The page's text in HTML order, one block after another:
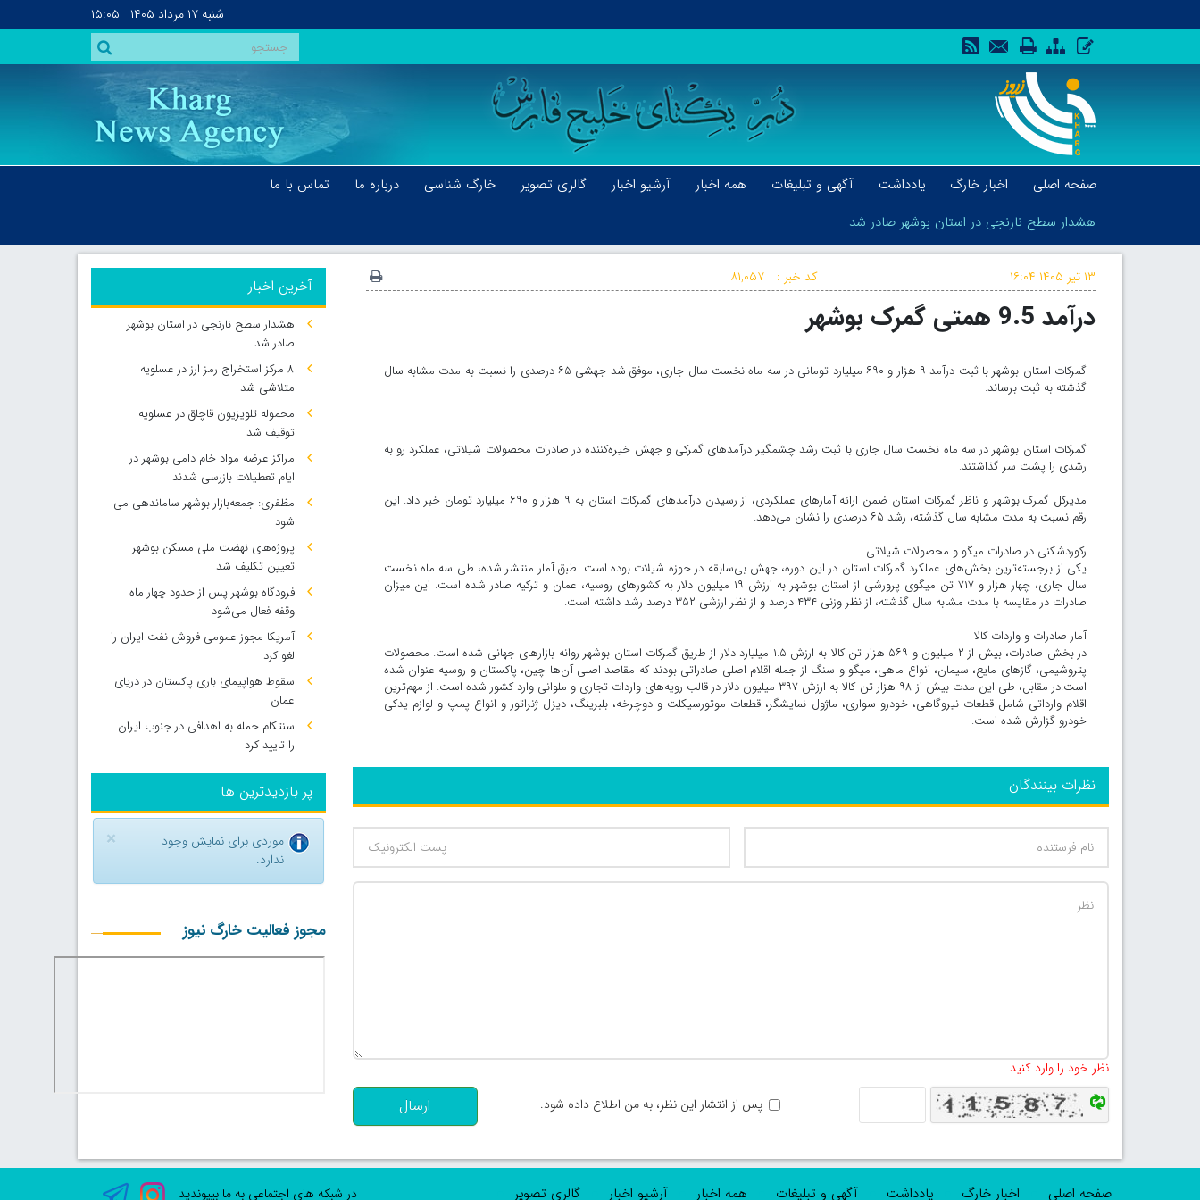
شنبه ۱۷ مرداد ۱۴۰۵ ۱۵:۰۵
صفحه اصلی اخبار خارگ یادداشت آگهی و تبلیغات همه اخبار آرشیو اخبار گالری تصویر خارگ شناسی درباره ما
تماس با ما
هشدار سطح نارنجی در استان بوشهر صادر شد
هشدار سطح نارنجی در استان بوشهر صادر شد
کد خبر : ۸۱,۰۵۷ ۱۳ تیر ۱۴۰۵ ۱۶:۰۴
درآمد 9.5 همتی گمرک بوشهر
گمرکات استان بوشهر با ثبت درآمد ۹ هزار و ۶۹۰ میلیارد تومانی در سه ماه نخست سال جاری، موفق شد جهشی ۶۵ درصدی را نسبت به مدت مشابه سال
گذشته به ثبت برساند.
گمرکات استان بوشهر در سه ماه نخست سال جاری با ثبت رشد چشمگیر درآمدهای گمرکی و جهش خیره‌کننده در صادرات محصولات شیلاتی، عملکرد رو به
رشدی را پشت سر گذاشتند.
مدیرکل گمرک بوشهر و ناظر گمرکات استان ضمن ارائه آمارهای عملکردی، از رسیدن درآمدهای گمرکات استان به ۹ هزار و ۶۹۰ میلیارد تومان خبر داد. این
رقم نسبت به مدت مشابه سال گذشته، رشد ۶۵ درصدی را نشان می‌دهد.
رکوردشکنی در صادرات میگو و محصولات شیلاتی
یکی از برجسته‌ترین بخش‌های عملکرد گمرکات استان در این دوره، جهش بی‌سابقه در حوزه شیلات بوده است. طبق آمار منتشر شده، طی سه ماه نخست
سال جاری، چهار هزار و ۷۱۷ تن میگوی پرورشی از استان بوشهر به ارزش ۱۹ میلیون دلار به کشورهای روسیه، عمان و ترکیه صادر شده است. این میزان
صادرات در مقایسه با مدت مشابه سال گذشته، از نظر وزنی ۴۳۴ درصد و از نظر ارزشی ۳۵۲ درصد رشد داشته است.
آمار صادرات و واردات کالا
در بخش صادرات، بیش از ۲ میلیون و ۵۶۹ هزار تن کالا به ارزش ۱.۵ میلیارد دلار از طریق گمرکات استان بوشهر روانه بازارهای جهانی شده است. محصولات
پتروشیمی، گازهای مایع، سیمان، انواع ماهی، میگو و سنگ از جمله اقلام اصلی صادراتی بودند که مقاصد اصلی آن‌ها چین، پاکستان و روسیه عنوان شده
است.در مقابل، طی این مدت بیش از ۹۸ هزار تن کالا به ارزش ۳۹۷ میلیون دلار در قالب رویه‌های واردات تجاری و ملوانی وارد کشور شده است. از مهم‌ترین
اقلام وارداتی شامل قطعات نیروگاهی، خودرو سواری، ماژول نمایشگر، قطعات موتورسیکلت و دوچرخه، بلبرینگ، دیزل ژنراتور و انواع پمپ و لوازم یدکی
خودرو گزارش شده است.
نظرات بینندگان
نظر خود را وارد کنید
پس از انتشار این نظر، به من اطلاع داده شود.
ارسال
آخرین اخبار
هشدار سطح نارنجی در استان بوشهر
صادر شد
۸ مرکز استخراج رمز ارز در عسلویه
متلاشی شد
محموله تلویزیون قاچاق در عسلویه
توقیف شد
مراکز عرضه مواد خام دامی بوشهر در
ایام تعطیلات بازرسی شدند
مظفری: جمعه‌بازار بوشهر ساماندهی می‌
شود
پروژه‌های نهضت ملی مسکن بوشهر
تعیین تکلیف شد
فرودگاه بوشهر پس از حدود چهار ماه
وقفه فعال می‌شود
آمریکا مجوز عمومی فروش نفت ایران را
لغو کرد
سقوط هواپیمای باری پاکستان در دریای
عمان
سنتکام حمله به اهدافی در جنوب ایران
را تایید کرد
پر بازدیدترین ها
×
موردی برای نمایش وجود
ندارد.
مجوز فعالیت خارگ نیوز
صفحه اصلی اخبار خارگ یادداشت آگهی و تبلیغات همه اخبار آرشیو اخبار گالری تصویر در شبکه های اجتماعی به ما بپیوندید